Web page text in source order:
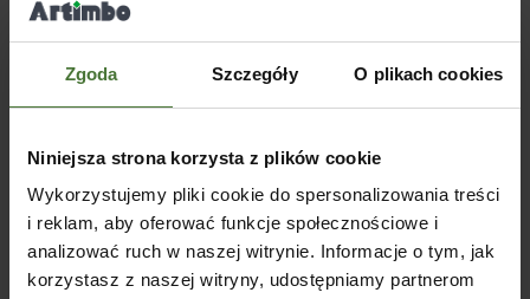
Zgoda Szczegóły O plikach cookies
Niniejsza strona korzysta z plików cookie
Wykorzystujemy pliki cookie do spersonalizowania treści
i reklam, aby oferować funkcje społecznościowe i
analizować ruch w naszej witrynie. Informacje o tym, jak
korzystasz z naszej witryny, udostępniamy partnerom
Altana drewniana Andy
370x370cm
SKU:80302
BSH 400x300cm
SKU:80308MP
14460,00 zł
WYBIERZ OPCJE